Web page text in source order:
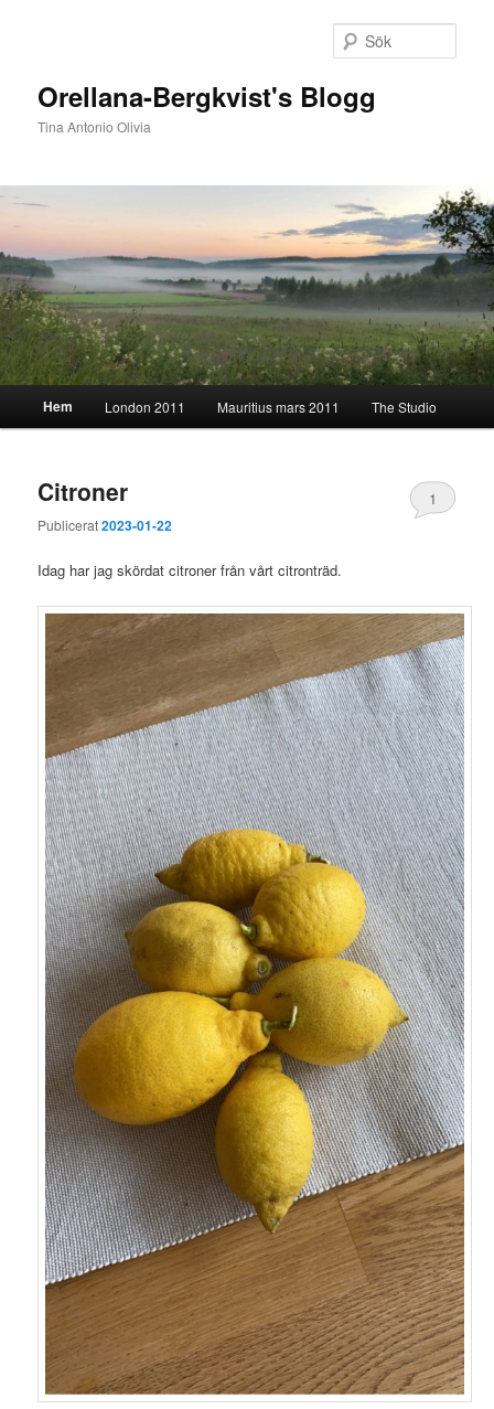
Orellana-Bergkvist's Blogg
Tina Antonio Olivia
Huvudmeny
Hem London 2011 Mauritius mars 2011 The Studio
Citroner
Publicerat2023-01-22
1
Idag har jag skördat citroner från vårt citronträd.